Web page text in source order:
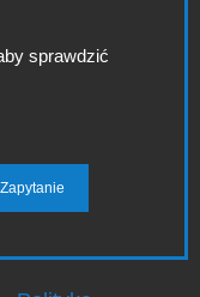
sprawdzić